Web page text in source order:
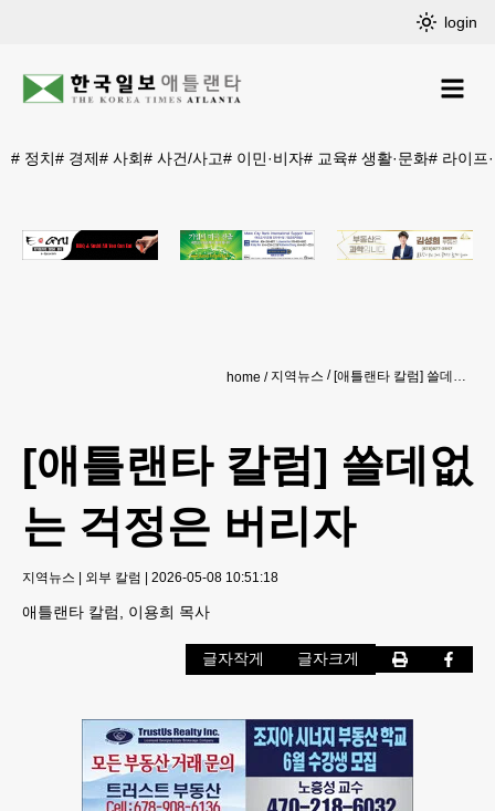
login
# 정치# 경제# 사회# 사건/사고# 이민·비자# 교육# 생활·문화# 라이프
home 지역뉴스 [애틀랜타 칼럼] 쓸데없는 걱정은 버리자
[애틀랜타 칼럼] 쓸데없
는 걱정은 버리자
지역뉴스 | 외부 칼럼 | 2026-05-08 10:51:18
애틀랜타 칼럼, 이용희 목사
글자작게 글자크게